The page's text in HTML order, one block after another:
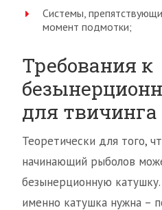
Системы,
момент подмотки;
Требования к
для твичинга
Теоретически для того,
начинающий рыболов
безынерционную
именно катушка нужна –